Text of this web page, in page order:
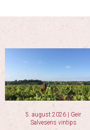
5. august 2026
Geir
Salvesens vintips